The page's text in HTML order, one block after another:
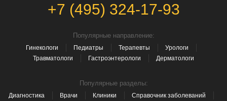
+7 (495) 324-17-93
Популярные направление:
Гинекологи Педиатры Терапевты
Урологи
Травматологи
Гастроэнтерологи Дерматологи
Популярные разделы:
Диагностика Врачи Клиники
Справочник заболеваний